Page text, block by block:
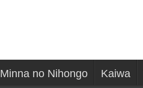
Minna no Nihongo Kaiwa